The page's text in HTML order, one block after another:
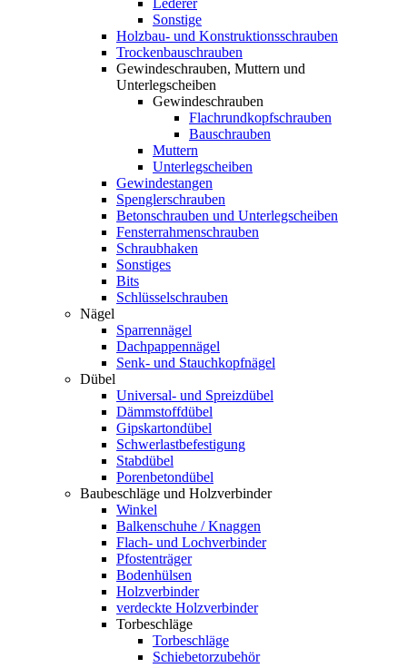
Lederer
Sonstige
Holzbau- und Konstruktionsschrauben
Trockenbauschrauben
Gewindeschrauben, Muttern und
Unterlegscheiben
Gewindeschrauben
Flachrundkopfschrauben
Bauschrauben
Muttern
Unterlegscheiben
Gewindestangen
Spenglerschrauben
Betonschrauben und Unterlegscheiben
Fensterrahmenschrauben
Schraubhaken
Sonstiges
Bits
Schlüsselschrauben
Nägel
Sparrennägel
Dachpappennägel
Senk- und Stauchkopfnägel
Dübel
Universal- und Spreizdübel
Dämmstoffdübel
Gipskartondübel
Schwerlastbefestigung
Stabdübel
Porenbetondübel
Baubeschläge und Holzverbinder
Winkel
Balkenschuhe / Knaggen
Flach- und Lochverbinder
Pfostenträger
Bodenhülsen
Holzverbinder
verdeckte Holzverbinder
Torbeschläge
Torbeschläge
Schiebetorzubehör